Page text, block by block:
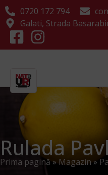
0720 172 794
Galati, Strada
Rulada
Prima pagină »Magazin »